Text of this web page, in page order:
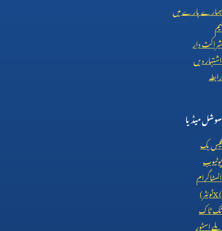
ہمارے بارے میں
ٹیم
شراکت دار
اشتہار دیں
رابطہ
سوشل میڈیا
فیس بک
یوٹیوب
انسٹاگرام
X (ٹوئٹر)
ٹک ٹاک
پلے اسٹور